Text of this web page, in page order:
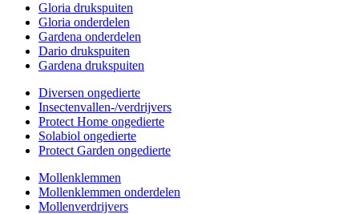
Gloria drukspuiten
Gloria onderdelen
Gardena onderdelen
Dario drukspuiten
Gardena drukspuiten
Diversen ongedierte
Insectenvallen-/verdrijvers
Protect Home ongedierte
Solabiol ongedierte
Protect Garden ongedierte
Mollenklemmen
Mollenklemmen onderdelen
Mollenverdrijvers